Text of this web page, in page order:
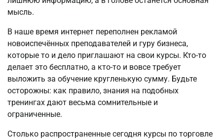
мысль.
В наше время интернет переполнен рекламой
новоиспечённых преподавателей и гуру бизнеса,
которые то и дело приглашают на свои курсы. Кто-то
делает это бесплатно, а кто-то и вовсе требует
выложить за обучение кругленькую сумму. Будьте
осторожны: как правило, знания на подобных
тренингах дают весьма сомнительные и
ограниченные.
Столько распространенные сегодня курсы по торговле